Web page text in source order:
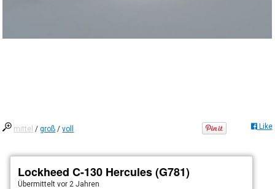
mittel /groß /voll Like
Lockheed C-130 Hercules (G781)
Übermitteltvor 2 Jahren